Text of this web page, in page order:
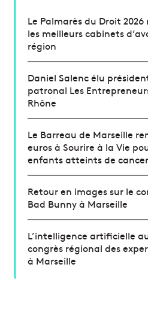
Le Palmarès du Droit 2026
les meilleurs cabinets
région
Daniel Salenc élu
patronal Les
Rhône
Le Barreau de Marseille
euros à Sourire à la Vie
enfants atteints de cancer
Retour en images sur le
Bad Bunny à Marseille
L’intelligence artificielle
congrès régional des
à Marseille